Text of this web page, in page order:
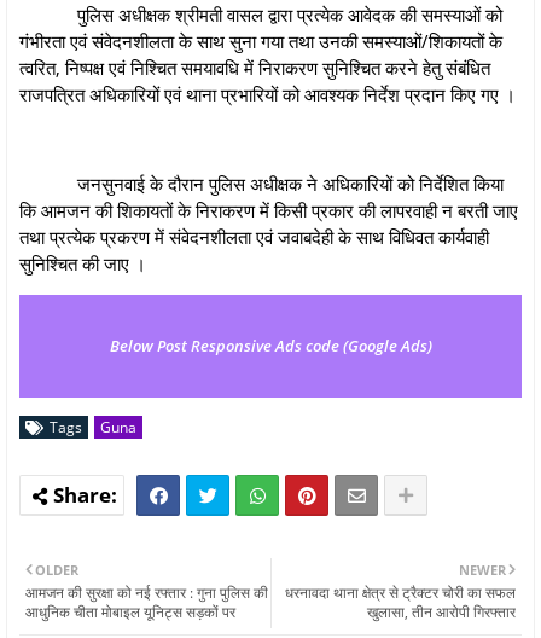
पुलिस अधीक्षक श्रीमती वासल द्वारा प्रत्येक आवेदक की समस्याओं को
गंभीरता एवं संवेदनशीलता के साथ सुना गया तथा उनकी समस्याओं/शिकायतों के
त्वरित, निष्पक्ष एवं निश्चित समयावधि में निराकरण सुनिश्चित करने हेतु संबंधित
राजपत्रित अधिकारियों एवं थाना प्रभारियों को आवश्यक निर्देश प्रदान किए गए ।
जनसुनवाई के दौरान पुलिस अधीक्षक ने अधिकारियों को निर्देशित किया
कि आमजन की शिकायतों के निराकरण में किसी प्रकार की लापरवाही न बरती जाए
तथा प्रत्येक प्रकरण में संवेदनशीलता एवं जवाबदेही के साथ विधिवत कार्यवाही
सुनिश्चित की जाए ।
Below Post Responsive Ads code (Google Ads)
Tags Guna
NEWER
धरनावदा थाना क्षेत्र से ट्रैक्टर चोरी का सफल
खुलासा, तीन आरोपी गिरफ्तार
OLDER
आमजन की सुरक्षा को नई रफ्तार : गुना पुलिस की
आधुनिक चीता मोबाइल यूनिट्स सड़कों पर